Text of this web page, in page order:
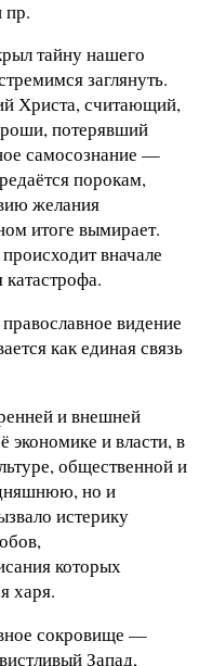
пр.
тайну нашего
заглянуть.
Христа, считающий,
потерявший
самосознание —
порокам,
желания
итоге вымирает.
вначале
видение
как единая связь
и внешней
экономике и власти, в
общественной и
но и
истерику
которых
харя.
сокровище —
Запад,